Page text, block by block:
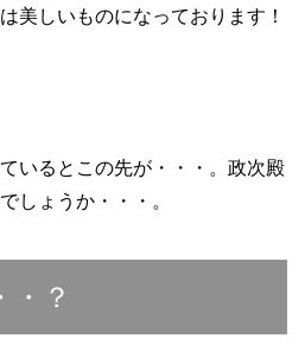
美しいものになっております！
いるとこの先が・・・。政次殿
しょうか・・・。
・？